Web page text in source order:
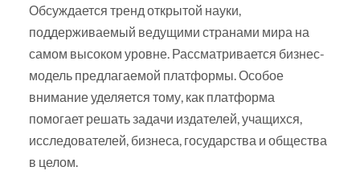
Обсуждается тренд открытой науки,
поддерживаемый ведущими странами мира на
самом высоком уровне. Рассматривается бизнес-
модель предлагаемой платформы. Особое
внимание уделяется тому, как платформа
помогает решать задачи издателей, учащихся,
исследователей, бизнеса, государства и общества
в целом.